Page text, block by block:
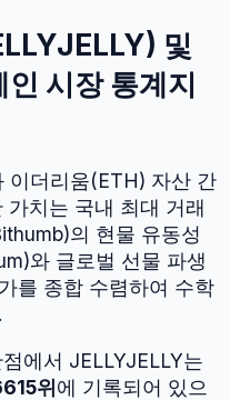
) 및
시장 통계지
이더리움(ETH) 자산 간
가치는 국내 최대 거래
의 현물 유동성
와 글로벌 선물 파생
를 종합 수렴하여 수학
에서 JELLYJELLY는
위에 기록되어 있으